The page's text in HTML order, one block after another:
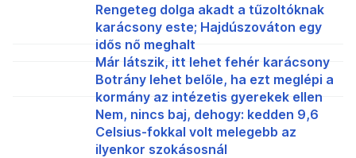
Rengeteg dolga akadt a tűzoltóknak
karácsony este; Hajdúszováton egy
idős nő meghalt
Már látszik, itt lehet fehér karácsony
Botrány lehet belőle, ha ezt meglépi a
kormány az intézetis gyerekek ellen
Nem, nincs baj, dehogy: kedden 9,6
Celsius-fokkal volt melegebb az
ilyenkor szokásosnál